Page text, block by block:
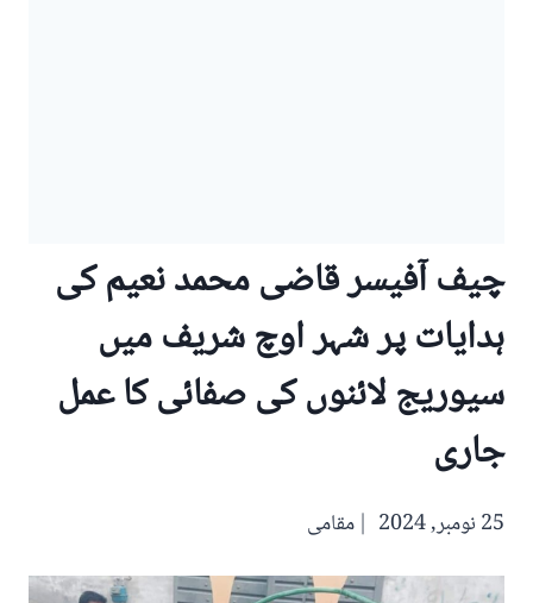
چیف آفیسر قاضی محمد نعیم کی
ہدایات پر شہر اوچ شریف میں
سیوریج لائنوں کی صفائی کا عمل
جاری
25 نومبر, 2024 مقامی